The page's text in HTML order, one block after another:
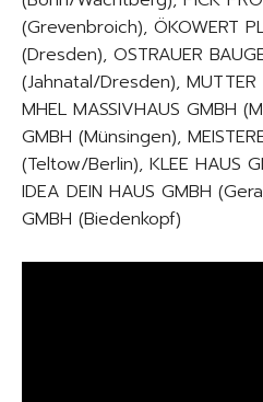
(Grevenbroich), ÖKOWERT
(Dresden), OSTRAUER
(Jahnatal/Dresden),
MHEL MASSIVHAUS GMBH
GMBH (Münsingen),
(Teltow/Berlin), KLEE HAUS
IDEA DEIN HAUS GMBH
GMBH (Biedenkopf)